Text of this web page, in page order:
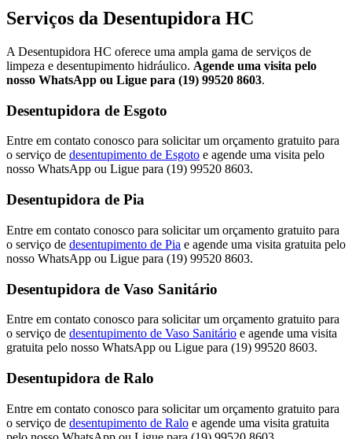
Serviços da Desentupidora HC
A Desentupidora HC oferece uma ampla gama de serviços de
limpeza e desentupimento hidráulico. Agende uma visita pelo
nosso WhatsApp ou Ligue para (19) 99520 8603.
Desentupidora de Esgoto
Entre em contato conosco para solicitar um orçamento gratuito para
o serviço de desentupimento de Esgoto e agende uma visita pelo
nosso WhatsApp ou Ligue para (19) 99520 8603.
Desentupidora de Pia
Entre em contato conosco para solicitar um orçamento gratuito para
o serviço de desentupimento de Pia e agende uma visita gratuita pelo
nosso WhatsApp ou Ligue para (19) 99520 8603.
Desentupidora de Vaso Sanitário
Entre em contato conosco para solicitar um orçamento gratuito para
o serviço de desentupimento de Vaso Sanitário e agende uma visita
gratuita pelo nosso WhatsApp ou Ligue para (19) 99520 8603.
Desentupidora de Ralo
Entre em contato conosco para solicitar um orçamento gratuito para
o serviço de desentupimento de Ralo e agende uma visita gratuita